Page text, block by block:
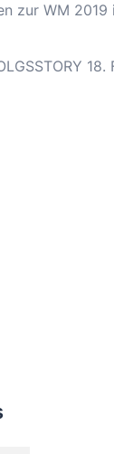
zur WM 2019
18.